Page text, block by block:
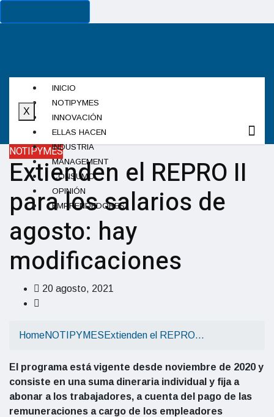
INICIO
NOTIPYMES
INNOVACIÓN
ELLAS HACEN
INDUSTRIA
MANAGEMENT
CONSUMO
OPINIÓN
EMPRENDEDORES
X
NOTIPYMES
Extienden el REPRO II
para los salarios de
agosto: hay
modificaciones
20 agosto, 2021
HomeNOTIPYMESExtienden el REPRO…
El programa está vigente desde noviembre de 2020 y
consiste en una suma dineraria individual y fija a
abonar a los trabajadores, a cuenta del pago de las
remuneraciones a cargo de los empleadores